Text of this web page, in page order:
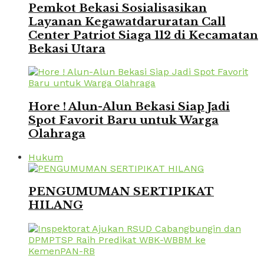
Pemkot Bekasi Sosialisasikan
Layanan Kegawatdaruratan Call
Center Patriot Siaga 112 di Kecamatan
Bekasi Utara
Hore ! Alun-Alun Bekasi Siap Jadi
Spot Favorit Baru untuk Warga
Olahraga
Hukum
PENGUMUMAN SERTIPIKAT
HILANG